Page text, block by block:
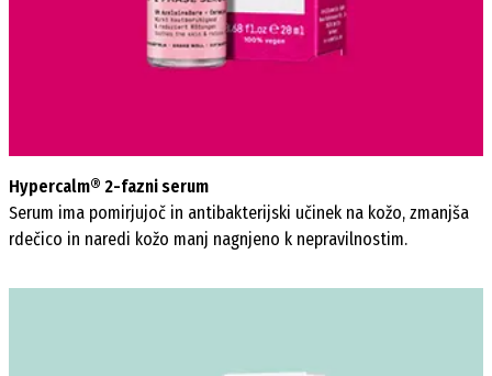
Hypercalm® 2-fazni serum
Serum ima pomirjujoč in antibakterijski učinek na kožo, zmanjša
rdečico in naredi kožo manj nagnjeno k nepravilnostim.